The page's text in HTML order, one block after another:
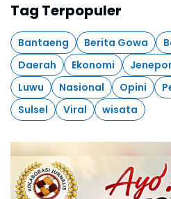
Tag Terpopuler
Bantaeng Berita Gowa
Daerah
Ekonomi
Luwu
Nasional Opini
Sulsel
Viral wisata